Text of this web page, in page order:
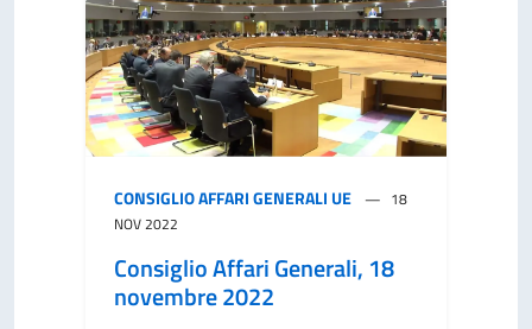
CONSIGLIO AFFARI GENERALI UE
18
NOV 2022
Consiglio Affari Generali, 18
novembre 2022